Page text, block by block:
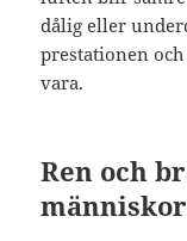
dålig eller
prestationen
vara.
Ren och